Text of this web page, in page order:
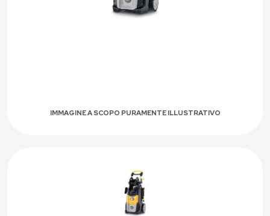
IMMAGINE A SCOPO PURAMENTE ILLUSTRATIVO